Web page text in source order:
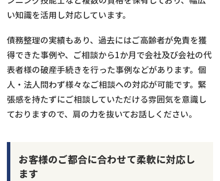
い知識を活用し対応しています。
債務整理の実績もあり、過去にはご高齢者が免責を獲
得できた事例や、ご相談から1か月で会社及び会社の代
表者様の破産手続きを行った事例などがあります。個
人・法人問わず様々なご相談への対応が可能です。緊
張感を持たずにご相談していただける雰囲気を意識し
ておりますので、肩の力を抜いてお話しください。
お客様のご都合に合わせて柔軟に対応し
ます